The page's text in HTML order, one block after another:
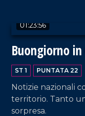
01:23:56
Buongiorno in
ST 1 PUNTATA 22
Notizie nazionali
territorio. Tanto
sorpresa.
VAI AL TITOLO